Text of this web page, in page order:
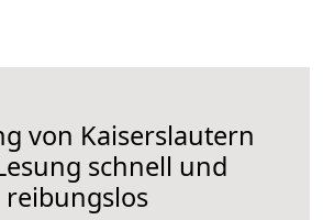
von Kaiserslautern
schnell und
reibungslos